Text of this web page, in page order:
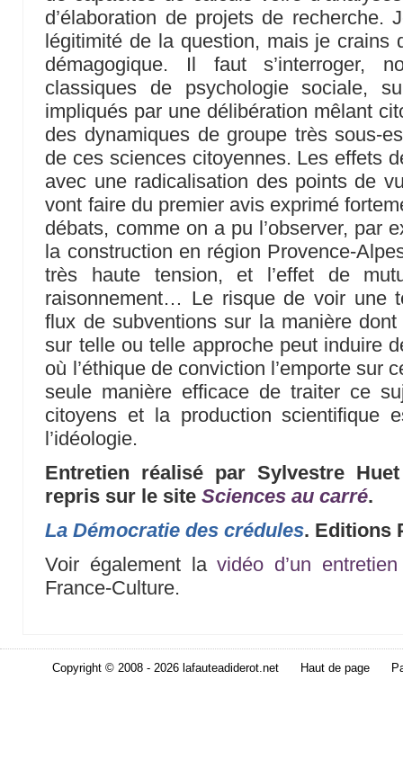
d’élaboration de projets de recherche.
légitimité de la question, mais je crains
démagogique. Il faut s’interroger,
classiques de psychologie sociale,
impliqués par une délibération mêlant
des dynamiques de groupe très sous-
de ces sciences citoyennes. Les effets
avec une radicalisation des points de
vont faire du premier avis exprimé
débats, comme on a pu l’observer, par
la construction en région Provence-
très haute tension, et l’effet de
raisonnement… Le risque de voir une
flux de subventions sur la manière
sur telle ou telle approche peut induire
où l’éthique de conviction l’emporte sur
seule manière efficace de traiter ce
citoyens et la production scientifique
l’idéologie.
Entretien réalisé par Sylvestre
repris sur le siteSciences au carré.
La Démocratie des crédules. Editions
Voir également lavidéo d’un
France-Culture.
Copyright © 2008 - 2026 lafauteadiderot.net Haut de page